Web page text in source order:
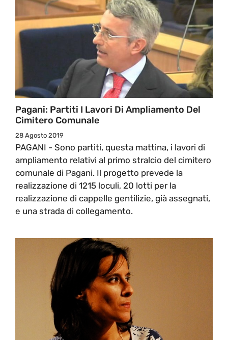
Pagani: Partiti I Lavori Di Ampliamento Del
Cimitero Comunale
28 Agosto 2019
PAGANI - Sono partiti, questa mattina, i lavori di
ampliamento relativi al primo stralcio del cimitero
comunale di Pagani. Il progetto prevede la
realizzazione di 1215 loculi, 20 lotti per la
realizzazione di cappelle gentilizie, già assegnati,
e una strada di collegamento.